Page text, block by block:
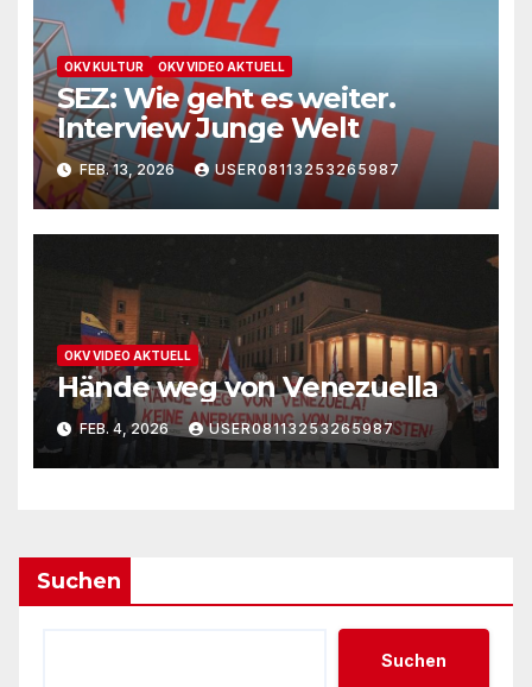
OKV KULTUR OKV VIDEO AKTUELL
SEZ: Wie geht es weiter.
Interview Junge Welt
FEB. 13, 2026 USER08113253265987
OKV VIDEO AKTUELL
Hände weg von Venezuella
FEB. 4, 2026 USER08113253265987
Suchen
Suchen